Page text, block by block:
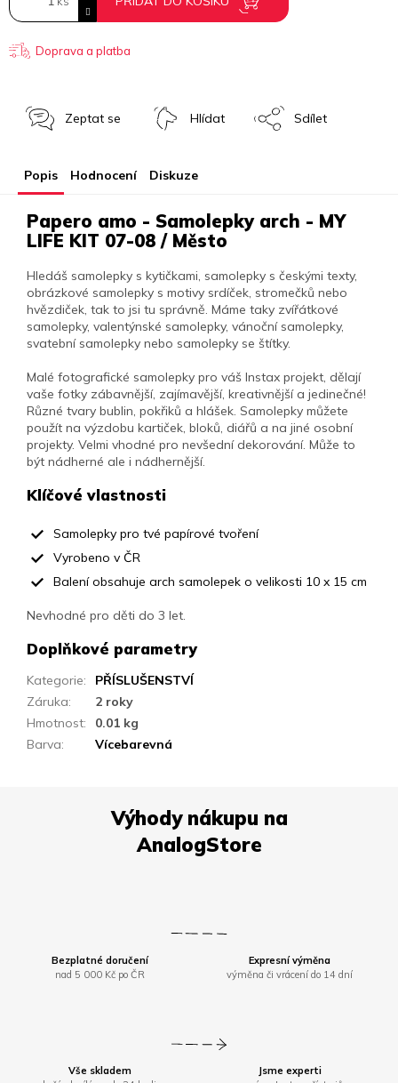
Doprava a platba
Zeptat se Hlídat Sdílet
Bezplatné doručení
nad 5 000 Kč po ČR
Expresní výměna
výměna či vrácení do 14 dní
Vše skladem
Jsme experti
Popis Hodnocení Diskuze
Papero amo - Samolepky arch - MY
LIFE KIT 07-08 / Město
Hledáš samolepky s kytičkami, samolepky s českými texty,
obrázkové samolepky s motivy srdíček, stromečků nebo
hvězdiček, tak to jsi tu správně. Máme taky zvířátkové
samolepky, valentýnské samolepky, vánoční samolepky,
svatební samolepky nebo samolepky se štítky.
Malé fotografické samolepky pro váš Instax projekt, dělají
vaše fotky zábavnější, zajímavější, kreativnější a jedinečné!
Různé tvary bublin, pokřiků a hlášek. Samolepky můžete
použít na výzdobu kartiček, bloků, diářů a na jiné osobní
projekty. Velmi vhodné pro nevšední dekorování. Může to
být nádherné ale i nádhernější.
Klíčové vlastnosti
Samolepky pro tvé papírové tvoření
Vyrobeno v ČR
Balení obsahuje arch samolepek o velikosti 10 x 15 cm
Nevhodné pro děti do 3 let.
Doplňkové parametry
Kategorie:
PŘÍSLUŠENSTVÍ
Záruka:
2 roky
Hmotnost:
0.01 kg
Barva: Vícebarevná